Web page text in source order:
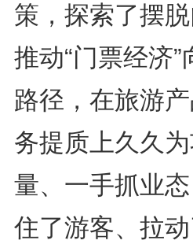
策，探索了摆
推动“门票经济
路径，在旅游
务提质上久久
量、一手抓业
住了游客、拉